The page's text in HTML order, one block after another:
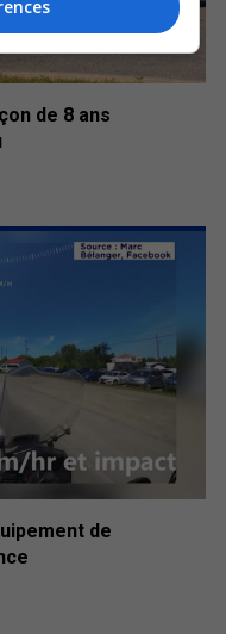
de 8 ans
de